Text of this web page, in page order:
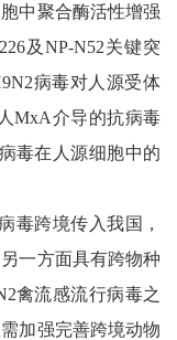
中聚合酶活性增强
及NP-N52关键突
病毒对人源受体
MxA介导的抗病毒
毒在人源细胞中的
毒跨境传入我国，
一方面具有跨物种
禽流感流行病毒之
加强完善跨境动物